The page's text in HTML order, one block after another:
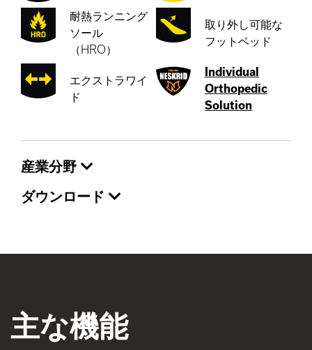
耐熱ランニング
ソール
（HRO）
取り外し可能な
フットベッド
エクストラワイ
ド
Individual
Orthopedic
Solution
産業分野
ダウンロード
主な機能